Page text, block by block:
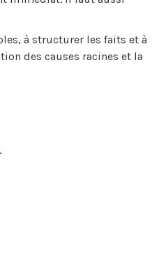
à structurer les faits et à
des causes racines et la